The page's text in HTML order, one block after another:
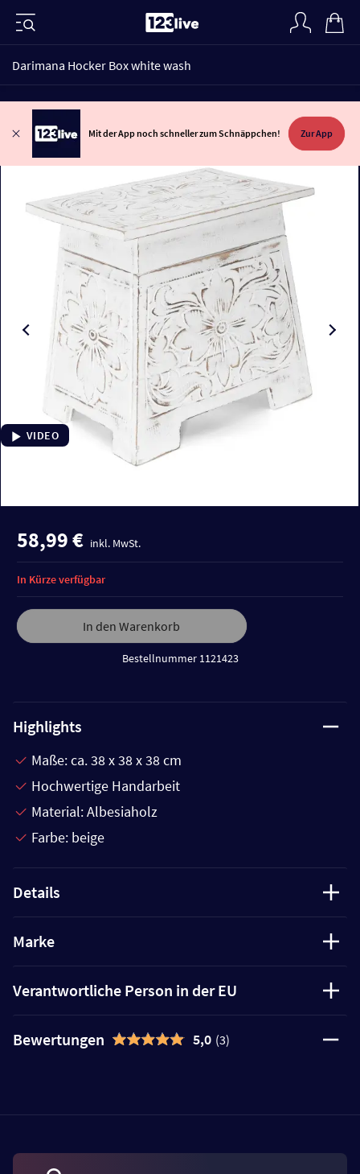
Darimana Hocker Box white wash
Mit der App noch schneller zum Schnäppchen! Zur App
VIDEO
58,99 € inkl. MwSt.
In den Warenkorb
Bestellnummer 1121423
In Kürze verfügbar
Highlights
Maße: ca. 38 x 38 x 38 cm
Hochwertige Handarbeit
Material: Albesiaholz
Farbe: beige
Details
Marke
Verantwortliche Person in der EU
Bewertungen 5,0 (3)